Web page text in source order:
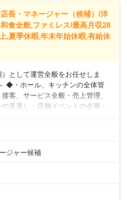
長・マネージャー（候補）/洋
食全般,ファミレス/最高月収28
,夏季休暇,年末年始休暇,有給休
として運営全般をお任せしま
◆・ホール、キッチンの全体管
客、サービス全般・売上管理、
見直し・店舗イベントの企画・
務からお任せしますので、徐々
いらーくのレストランでは、
ートしています。配膳ロボット
ました！また、配膳ロボットに
ジャー候補